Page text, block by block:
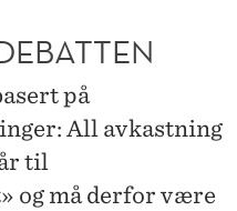
på
All avkastning
til
og må derfor være